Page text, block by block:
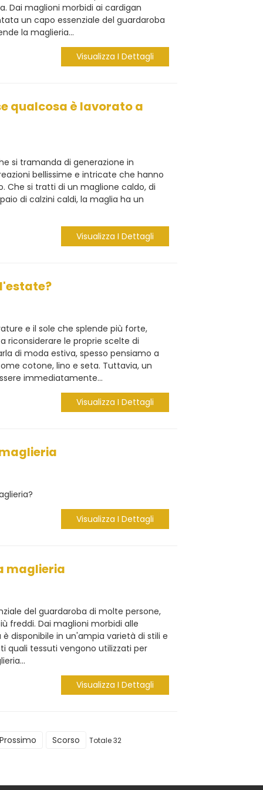
Dai maglioni morbidi ai cardigan
un capo essenziale del guardaroba
la maglieria...
Visualizza I Dettagli
qualcosa è lavorato a
si tramanda di generazione in
bellissime e intricate che hanno
Che si tratti di un maglione caldo, di
di calzini caldi, la maglia ha un
Visualizza I Dettagli
e il sole che splende più forte,
riconsiderare le proprie scelte di
di moda estiva, spesso pensiamo a
cotone, lino e seta. Tuttavia, un
immediatamente...
Visualizza I Dettagli
Visualizza I Dettagli
maglieria
del guardaroba di molte persone,
freddi. Dai maglioni morbidi alle
disponibile in un'ampia varietà di stili e
quali tessuti vengono utilizzati per
Visualizza I Dettagli
Prossimo Scorso Totale 32